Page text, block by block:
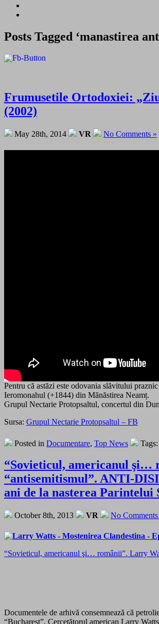
Posts Tagged ‘manastirea
Frumusetile Ortodoxiei:
(2002)
May 28th, 2014 VR No Comments »
Pentru că astăzi este odovania slăvitului
Ieromonahul (+1844) din Mănăstirea Neamț.
Grupul Nectarie Protopsaltul, concertul din
Sursa: Grupul Nectarie Protopsaltul – FB
Posted in Documentare, Top News Tags:
“Sovieticul, americanul şi…
“antisemitismul”. ANTI-
ani de la nasterea Parintelui
October 8th, 2013 VR No Comments
“Sovieticul, americanul şi… românii”. Larry
Documentele de arhivă consemnează că
“Bucharest”. Cercetătorul american Larry